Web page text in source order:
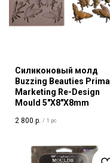
Силиконовый молд
Buzzing Beauties Prima
Marketing Re-Design
Mould 5"X8"X8mm
2 800 р. / 1 pc